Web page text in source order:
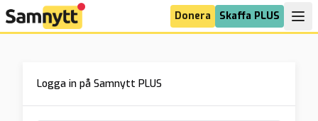
Donera Skaffa PLUS
Logga in på Samnytt PLUS